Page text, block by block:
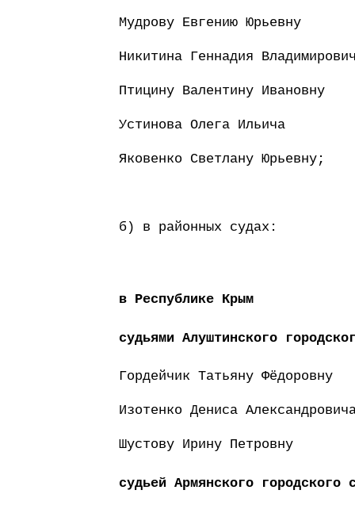
Мудрову Евгению Юрьевну
Никитина Геннадия
Птицину Валентину Ивановну
Устинова Олега Ильича
Яковенко Светлану Юрьевну;
б) в районных судах:
в Республике Крым
судьями Алуштинского
Гордейчик Татьяну Фёдоровну
Изотенко Дениса
Шустову Ирину Петровну
судьей Армянского городского